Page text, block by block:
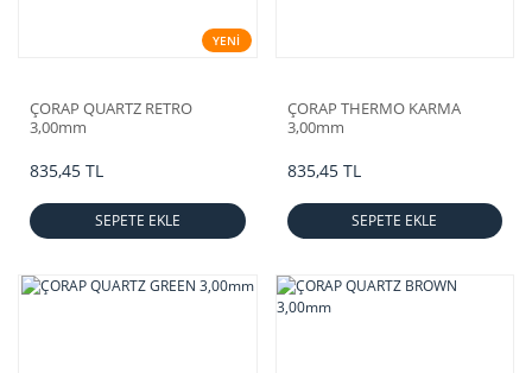
YENİ
ÇORAP QUARTZ RETRO
3,00mm
835,45 TL
SEPETE EKLE
ÇORAP THERMO KARMA
3,00mm
835,45 TL
SEPETE EKLE